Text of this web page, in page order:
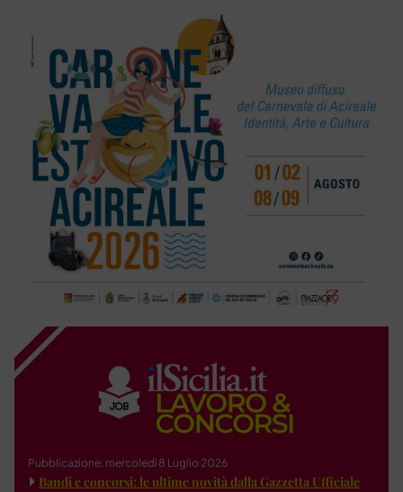
Pubblicazione: mercoledì 8 Luglio 2026
Bandi e concorsi: le ultime novità dalla Gazzetta Ufficiale